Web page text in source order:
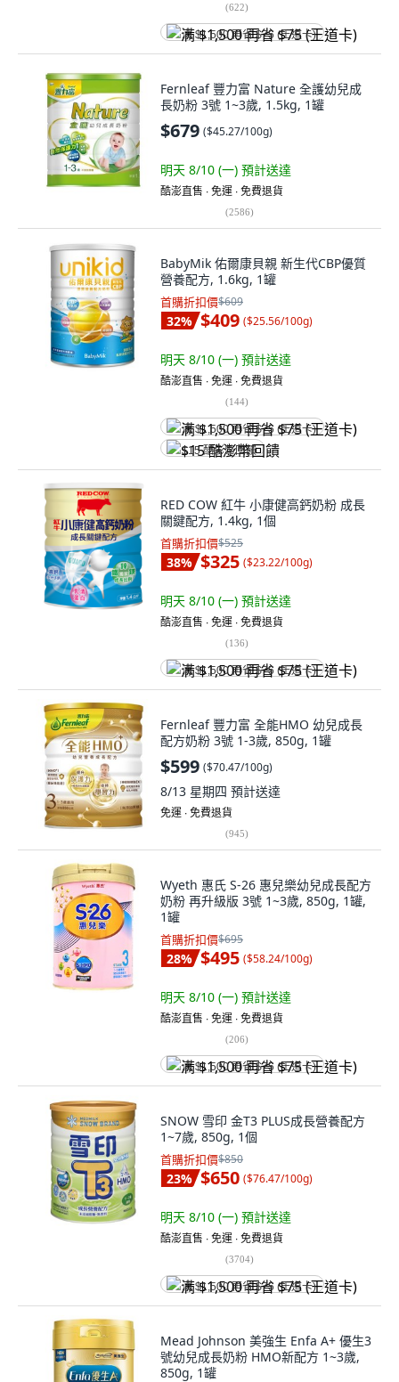
(622)
满 $1,500 再省 $75 (王道卡)
Fernleaf 豐力富 Nature 全護幼兒成
長奶粉 3號 1~3歲, 1.5kg, 1罐
$679 ($45.27/100g)
明天 8/10 (一) 預計送達
酷澎直售 ∙ 免運 ∙ 免費退貨
(2586)
BabyMik 佑爾康貝親 新生代CBP優質
營養配方, 1.6kg, 1罐
首購折扣價$609
32% $409 ($25.56/100g)
明天 8/10 (一) 預計送達
酷澎直售 ∙ 免運 ∙ 免費退貨
(144)
满 $1,500 再省 $75 (王道卡)
$15 酷澎幣回饋
RED COW 紅牛 小康健高鈣奶粉 成長
關鍵配方, 1.4kg, 1個
首購折扣價$525
38% $325 ($23.22/100g)
明天 8/10 (一) 預計送達
酷澎直售 ∙ 免運 ∙ 免費退貨
(136)
满 $1,500 再省 $75 (王道卡)
Fernleaf 豐力富 全能HMO 幼兒成長
配方奶粉 3號 1-3歲, 850g, 1罐
$599 ($70.47/100g)
8/13 星期四 預計送達
免運 ∙ 免費退貨
(945)
Wyeth 惠氏 S-26 惠兒樂幼兒成長配方
奶粉 再升級版 3號 1~3歲, 850g, 1罐,
1罐
首購折扣價$695
28% $495 ($58.24/100g)
明天 8/10 (一) 預計送達
酷澎直售 ∙ 免運 ∙ 免費退貨
(206)
满 $1,500 再省 $75 (王道卡)
SNOW 雪印 金T3 PLUS成長營養配方
1~7歲, 850g, 1個
首購折扣價$850
23% $650 ($76.47/100g)
明天 8/10 (一) 預計送達
酷澎直售 ∙ 免運 ∙ 免費退貨
(3704)
满 $1,500 再省 $75 (王道卡)
Mead Johnson 美強生 Enfa A+ 優生3
號幼兒成長奶粉 HMO新配方 1~3歲,
850g, 1罐